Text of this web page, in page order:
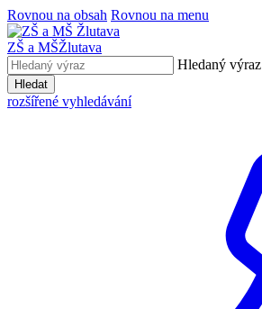
Rovnou na obsah Rovnou na menu
ZŠ a MŠŽlutava
Hledaný výraz
Hledat
rozšířené vyhledávání